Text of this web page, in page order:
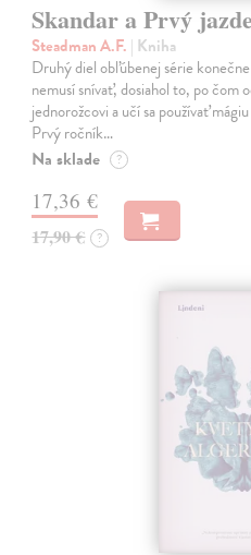
Skandar a Prvý
Steadman A.F. | Kniha
Druhý diel obľúbenej série
nemusí snívať, dosiahol to, po čom
jednorožcovi a učí sa používať
Prvý ročník…
Na sklade ?
17,36 €
17,90 € ?